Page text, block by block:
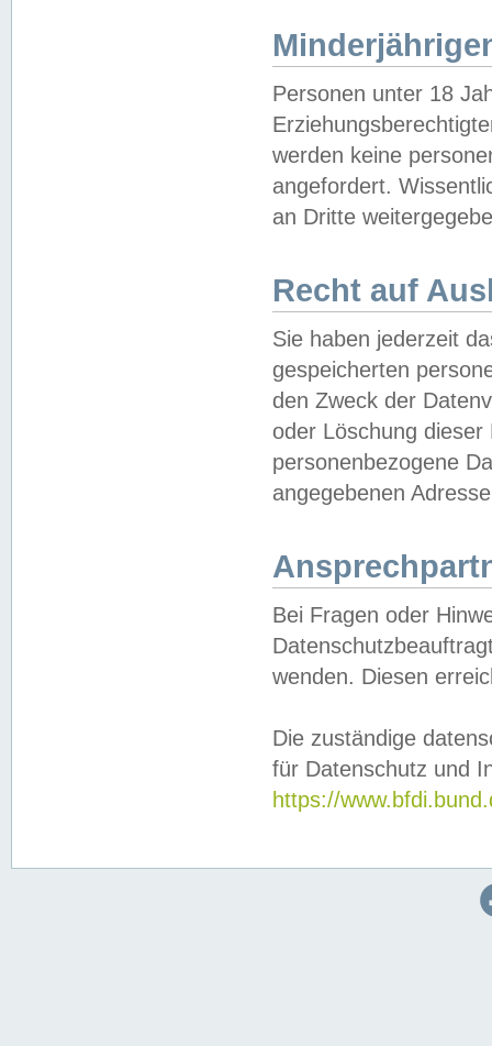
Personen unter 18
werden keine
angefordert.
an Dritte
Recht auf
Sie haben jederzeit
gespeicherten
den Zweck der
oder Löschung
personenbezogene
angegebenen
Bei Fragen oder
wenden. Diesen
Die zuständige
für Datenschutz und
https://